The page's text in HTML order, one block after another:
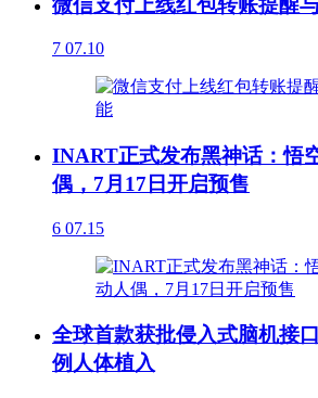
7 07.10
INART正式发布黑神话：悟
偶，7月17日开启预售
6 07.15
全球首款获批侵入式脑机接
例人体植入